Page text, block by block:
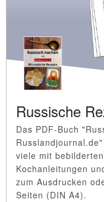
Russische
Das PDF-Buch
viele mit
Kochanleitungen
zum Ausdrucken
Seiten (DIN A4).